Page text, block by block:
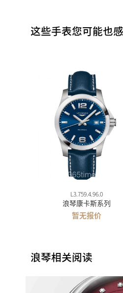
这些手表您可能也
L3.759.4.96.0
浪琴康卡斯系列
暂无报价
浪琴相关阅读